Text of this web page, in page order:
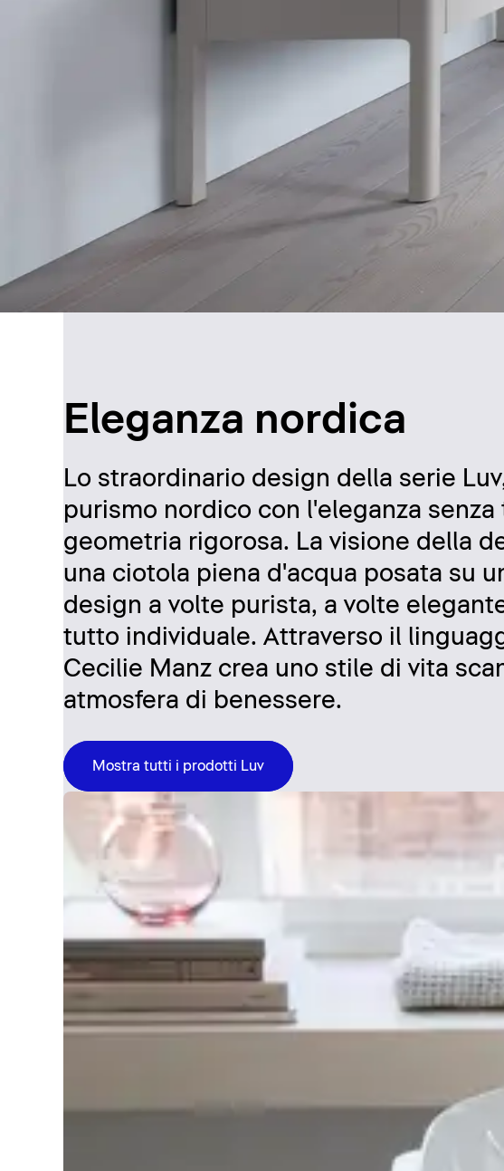
Eleganza nordica
Lo straordinario design della serie
purismo nordico con l'eleganza
geometria rigorosa. La visione della
una ciotola piena d'acqua posata su
design a volte purista, a volte
tutto individuale. Attraverso il
Cecilie Manz crea uno stile di vita
atmosfera di benessere.
Mostra tutti i prodotti Luv